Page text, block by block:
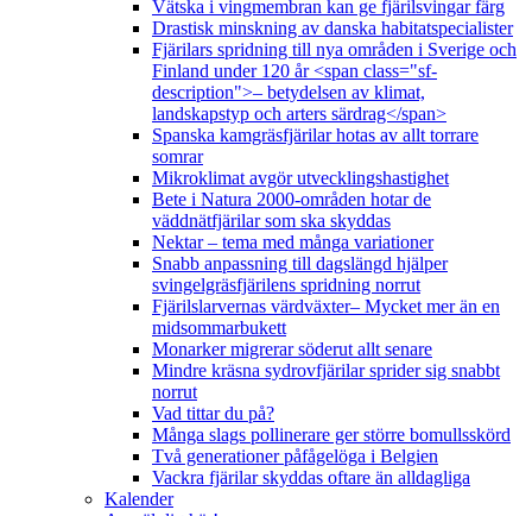
Vätska i vingmembran kan ge fjärilsvingar färg
Drastisk minskning av danska habitatspecialister
Fjärilars spridning till nya områden i Sverige och
Finland under 120 år <span class="sf-
description">– betydelsen av klimat,
landskapstyp och arters särdrag</span>
Spanska kamgräsfjärilar hotas av allt torrare
somrar
Mikroklimat avgör utvecklingshastighet
Bete i Natura 2000-områden hotar de
väddnätfjärilar som ska skyddas
Nektar – tema med många variationer
Snabb anpassning till dagslängd hjälper
svingelgräsfjärilens spridning norrut
Fjärilslarvernas värdväxter– Mycket mer än en
midsommarbukett
Monarker migrerar söderut allt senare
Mindre kräsna sydrovfjärilar sprider sig snabbt
norrut
Vad tittar du på?
Många slags pollinerare ger större bomullsskörd
Två generationer påfågelöga i Belgien
Vackra fjärilar skyddas oftare än alldagliga
Kalender